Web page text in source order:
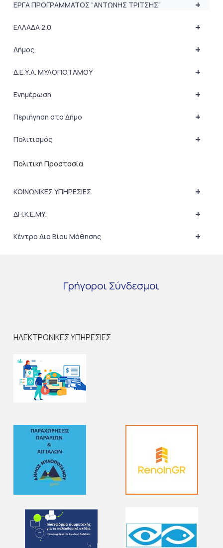
+
ΕΡΓΑ ΠΡΟΓΡΑΜΜΑΤΟΣ “ΑΝΤΩΝΗΣ ΤΡΙΤΣΗΣ”
+
ΕΛΛΑΔΑ 2.0
+
Δήμος
+
Δ.Ε.Υ.Α. ΜΥΛΟΠΟΤΑΜΟΥ
+
Ενημέρωση
+
Περιήγηση στο Δήμο
+
Πολιτισμός
Πολιτική Προστασία
+
ΚΟΙΝΩΝΙΚΕΣ ΥΠΗΡΕΣΙΕΣ
+
ΔΗ.Κ.Ε.ΜΥ.
+
Κέντρο Δια Βίου Μάθησης
Γρήγοροι Σύνδεσμοι
ΗΛΕΚΤΡΟΝΙΚΕΣ ΥΠΗΡΕΣΙΕΣ